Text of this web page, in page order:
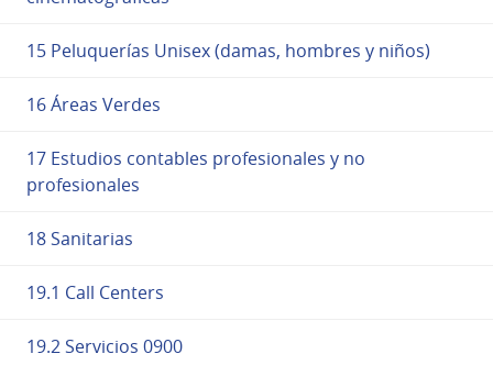
15 Peluquerías Unisex (damas, hombres y niños)
16 Áreas Verdes
17 Estudios contables profesionales y no
profesionales
18 Sanitarias
19.1 Call Centers
19.2 Servicios 0900